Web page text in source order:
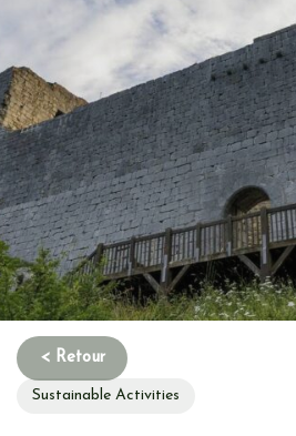
Sustainable Activities